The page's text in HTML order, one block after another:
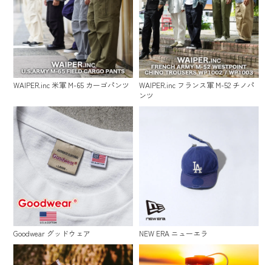
WAIPER.inc 米軍 M-65 カーゴパンツ
WAIPER.inc フランス軍 M-52 チノパ
ンツ
Goodwear グッドウェア NEW ERA ニューエラ